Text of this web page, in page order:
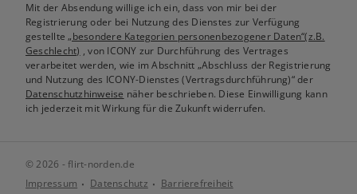
Mit der Absendung willige ich ein, dass von mir bei der
Registrierung oder bei Nutzung des Dienstes zur Verfügung
gestellte„besondere Kategorien personenbezogener Daten“(z.B.
Geschlecht) , von ICONY zur Durchführung des Vertrages
verarbeitet werden, wie im Abschnitt „Abschluss der Registrierung
und Nutzung des ICONY-Dienstes (Vertragsdurchführung)“ der
Datenschutzhinweise näher beschrieben. Diese Einwilligung kann
ich jederzeit mit Wirkung für die Zukunft widerrufen.
© 2026 - flirt-norden.de
Impressum
Datenschutz Barrierefreiheit